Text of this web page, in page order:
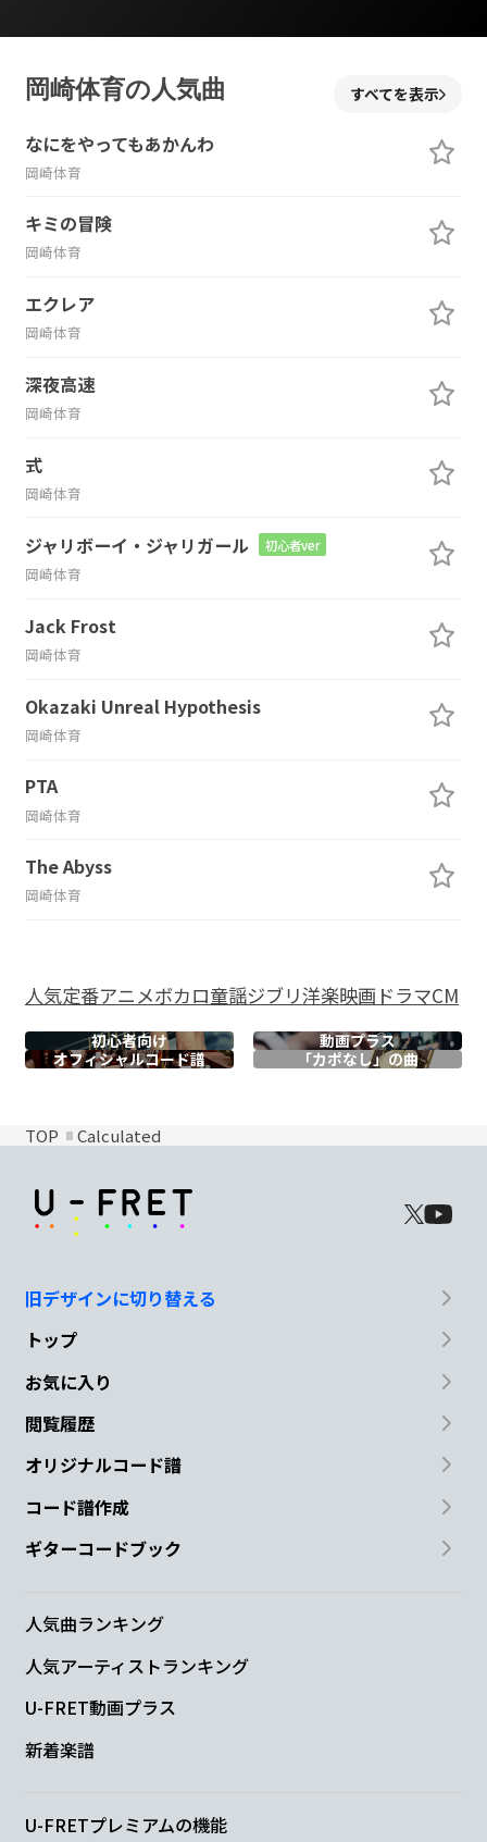
岡崎体育の人気曲 すべてを表示
なにをやってもあかんわ
岡崎体育
キミの冒険
岡崎体育
エクレア
岡崎体育
深夜高速
岡崎体育
式
岡崎体育
ジャリボーイ・ジャリガール 初心者ver
岡崎体育
Jack Frost
岡崎体育
Okazaki Unreal Hypothesis
岡崎体育
PTA
岡崎体育
The Abyss
岡崎体育
人気定番アニメボカロ童謡ジブリ洋楽映画ドラマCM
初心者向け
動画プラス
オフィシャルコード譜 「カポなし」の曲
TOP Calculated
旧デザインに切り替える
トップ
お気に入り
閲覧履歴
オリジナルコード譜
コード譜作成
ギターコードブック
人気曲ランキング
人気アーティストランキング
U-FRET動画プラス
新着楽譜
U-FRETプレミアムの機能